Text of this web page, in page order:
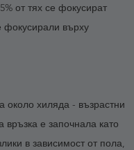
от тях се фокусират
фокусирали върху
около хиляда - възрастни
е започнала като
в зависимост от пола,